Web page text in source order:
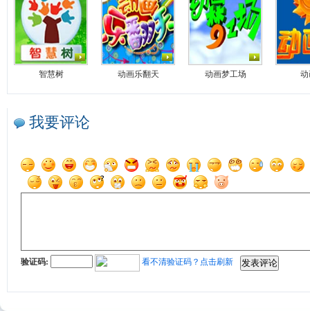
智慧树 动画乐翻天 动画梦工场 动
我要评论
验证码: 看不清验证码？点击刷新